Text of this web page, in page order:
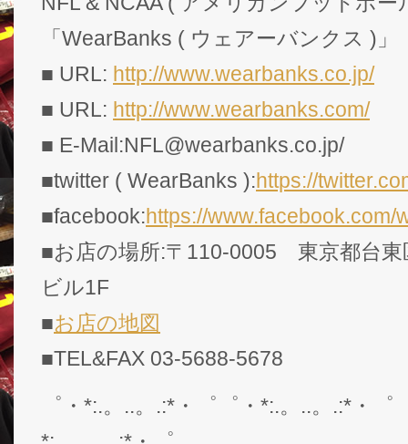
「WearBanks ( ウェアーバンクス )」
■ URL: http://www.wearbanks.co.jp/
■ URL: http://www.wearbanks.com/
■ E-Mail:NFL@wearbanks.co.jp/
■twitter ( WearBanks ):https://
■facebook:https://www.facebook.com/
■お店の場所:〒110-0005 東京都台
ビル1F
■お店の地図
■TEL&FAX 03-5688-5678
゜・*:.。..。.:*・゜゜・*:.。..。.:*・